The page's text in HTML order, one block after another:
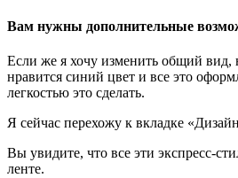
Вам нужны дополнительные
Если же я хочу изменить общий вид,
нравится синий цвет и все это
легкостью это сделать.
Я сейчас перехожу к вкладке
Вы увидите, что все эти экспресс-
ленте.